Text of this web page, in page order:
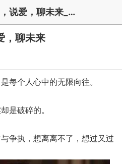
好的婚姻：谈钱，说爱，聊未来_新闻中心
，聊未来
个人心中的无限向往。
是破碎的。
争执，想离离不了，想过又过